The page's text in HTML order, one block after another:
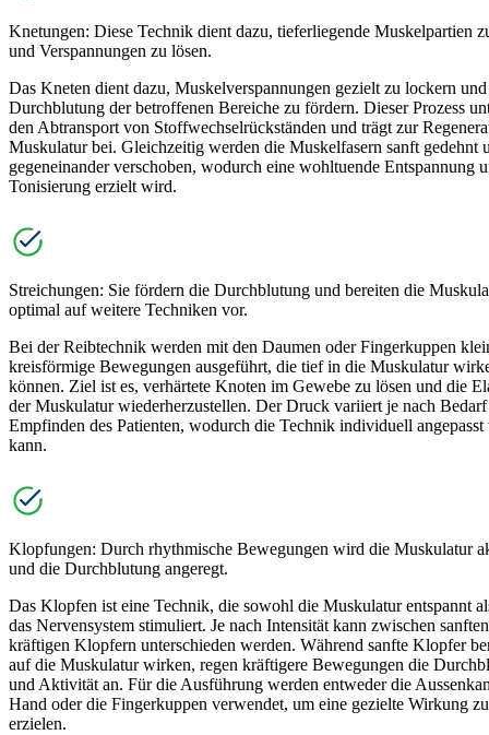
Knetungen: Diese Technik dient dazu, tieferliegende Muskelpartien
und Verspannungen zu lösen.
Das Kneten dient dazu, Muskelverspannungen gezielt zu lockern
Durchblutung der betroffenen Bereiche zu fördern. Dieser Prozess
den Abtransport von Stoffwechselrückständen und trägt zur
Muskulatur bei. Gleichzeitig werden die Muskelfasern sanft gedehnt
gegeneinander verschoben, wodurch eine wohltuende Entspannung
Tonisierung erzielt wird.
Streichungen: Sie fördern die Durchblutung und bereiten die
optimal auf weitere Techniken vor.
Bei der Reibtechnik werden mit den Daumen oder Fingerkuppen
kreisförmige Bewegungen ausgeführt, die tief in die Muskulatur
können. Ziel ist es, verhärtete Knoten im Gewebe zu lösen und die
der Muskulatur wiederherzustellen. Der Druck variiert je nach
Empfinden des Patienten, wodurch die Technik individuell angepasst
kann.
Klopfungen: Durch rhythmische Bewegungen wird die Muskulatur
und die Durchblutung angeregt.
Das Klopfen ist eine Technik, die sowohl die Muskulatur entspannt
das Nervensystem stimuliert. Je nach Intensität kann zwischen
kräftigen Klopfern unterschieden werden. Während sanfte Klopfer
auf die Muskulatur wirken, regen kräftigere Bewegungen die
und Aktivität an. Für die Ausführung werden entweder die
Hand oder die Fingerkuppen verwendet, um eine gezielte Wirkung zu
erzielen.